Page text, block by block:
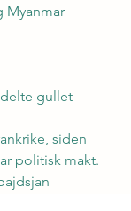
Myanmar
gullet
siden
politisk makt.